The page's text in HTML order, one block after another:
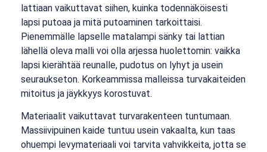
lattiaan vaikuttavat siihen, kuinka todennäköisesti
lapsi putoaa ja mitä putoaminen tarkoittaisi.
Pienemmälle lapselle matalampi sänky tai lattian
lähellä oleva malli voi olla arjessa huolettomin: vaikka
lapsi kierähtää reunalle, pudotus on lyhyt ja usein
seuraukseton. Korkeammissa malleissa turvakaiteiden
mitoitus ja jäykkyys korostuvat.
Materiaalit vaikuttavat turvarakenteen tuntumaan.
Massiivipuinen kaide tuntuu usein vakaalta, kun taas
ohuempi levymateriaali voi tarvita vahvikkeita, jotta se